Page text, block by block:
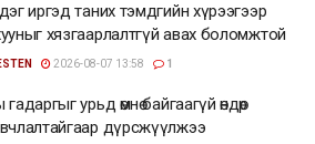
иргэд таних тэмдгийн хүрээгээр
хязгаарлалтгүй авах боломжтой
2026-08-07 13:58 1
урьд өмнө байгаагүй өндөр
дүрсжүүлжээ